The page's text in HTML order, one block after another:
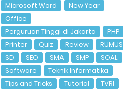
Microsoft Word
New Year
Office
Perguruan Tinggi di Jakarta
PHP
Printer
Quiz Review
RUMUS
SD
SEO SMA SMP
SOAL
Software
Teknik Informatika
Tips and Tricks
Tutorial
TVRI